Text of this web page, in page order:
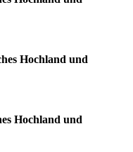
Hochland und
Hochland und